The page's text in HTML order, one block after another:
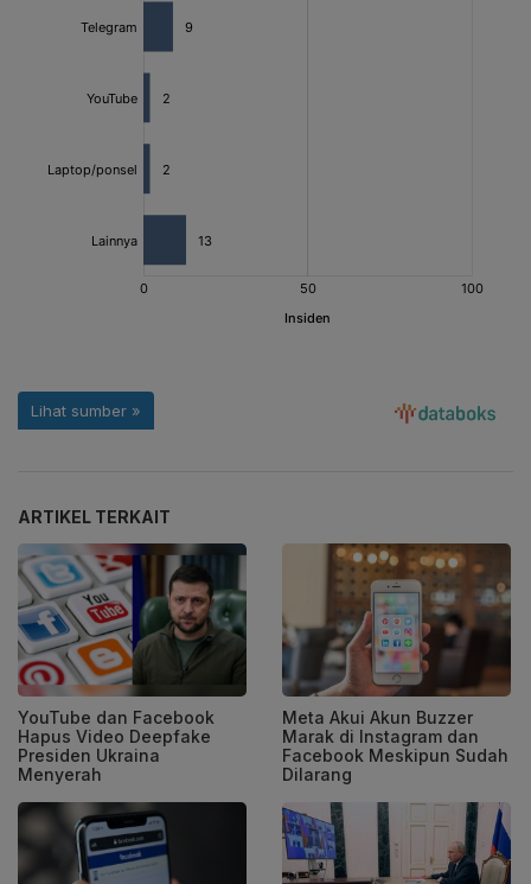
ARTIKEL TERKAIT
YouTube dan Facebook
Hapus Video Deepfake
Presiden Ukraina
Menyerah
Meta Akui Akun Buzzer
Marak di Instagram dan
Facebook Meskipun Sudah
Dilarang